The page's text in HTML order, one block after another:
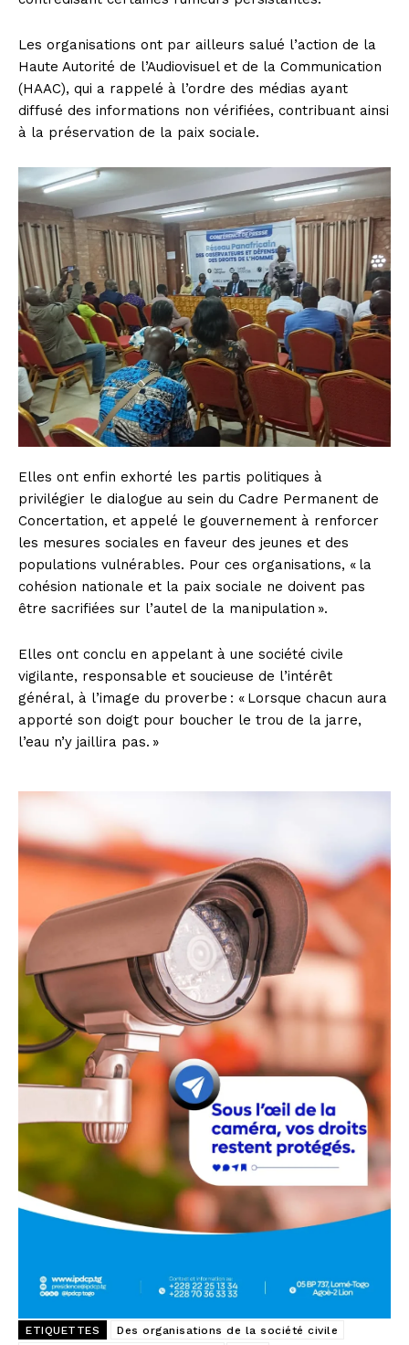
Les organisations ont par ailleurs salué l’action de la
Haute Autorité de l’Audiovisuel et de la Communication
(HAAC), qui a rappelé à l’ordre des médias ayant
diffusé des informations non vérifiées, contribuant ainsi
à la préservation de la paix sociale.
Elles ont enfin exhorté les partis politiques à
privilégier le dialogue au sein du Cadre Permanent de
Concertation, et appelé le gouvernement à renforcer
les mesures sociales en faveur des jeunes et des
populations vulnérables. Pour ces organisations, « la
cohésion nationale et la paix sociale ne doivent pas
être sacrifiées sur l’autel de la manipulation ».
Elles ont conclu en appelant à une société civile
vigilante, responsable et soucieuse de l’intérêt
général, à l’image du proverbe : « Lorsque chacun aura
apporté son doigt pour boucher le trou de la jarre,
l’eau n’y jaillira pas. »
ETIQUETTES
Des organisations de la société civile